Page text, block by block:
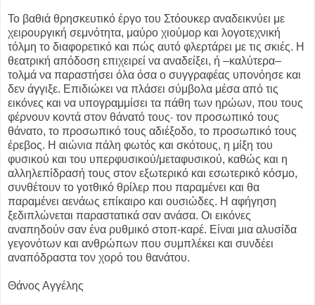
Το βαθιά θρησκευτικό έργο του Στόουκερ αναδεικνύει με
χειρουργική σεμνότητα, μαύρο χιούμορ και λογοτεχνική
τόλμη το διαφορετικό και πώς αυτό φλερτάρει με τις σκιές. Η
θεατρική απόδοση επιχειρεί να αναδείξει, ή –καλύτερα–
τολμά να παραστήσει όλα όσα ο συγγραφέας υπονόησε και
δεν άγγιξε. Επιδιώκει να πλάσει σύμβολα μέσα από τις
εικόνες και να υπογραμμίσει τα πάθη των ηρώων, που τους
φέρνουν κοντά στον θάνατό τους· τον προσωπικό τους
θάνατο, το προσωπικό τους αδιέξοδο, το προσωπικό τους
έρεβος. Η αιώνια πάλη φωτός και σκότους, η μίξη του
φυσικού και του υπερφυσικού/μεταφυσικού, καθώς και η
αλληλεπίδρασή τους στον εξωτερικό και εσωτερικό κόσμο,
συνθέτουν το γοτθικό θρίλερ που παραμένει και θα
παραμένει αενάως επίκαιρο και ουσιώδες. Η αφήγηση
ξεδιπλώνεται παραστατικά σαν ανάσα. Οι εικόνες
αναπηδούν σαν ένα ρυθμικό στοπ-καρέ. Είναι μια αλυσίδα
γεγονότων και ανθρώπων που συμπλέκει και συνδέει
αναπόδραστα τον χορό του θανάτου.
Θάνος Αγγέλης